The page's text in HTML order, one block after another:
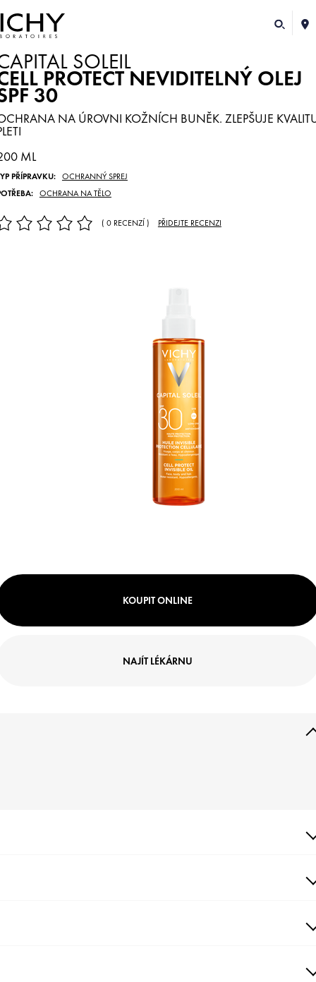
SOLEIL
PROTECT NEVIDITELNÝ OLEJ
30
NA ÚROVNI KOŽNÍCH BUNĚK. ZLEPŠUJE
ML
PŘÍPRAVKU: OCHRANNÝ SPREJ
OCHRANA NA TĚLO
( 0 RECENZÍ ) PŘIDEJTE RECENZI
KOUPIT ONLINE
NAJÍT LÉKÁRNU